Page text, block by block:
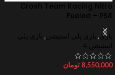
Crash Team Racing Nitro
Fueled – PS4
بازی, بازی پلی استیشن , بازی پلی
استیشن 4
8,550,000 تومان